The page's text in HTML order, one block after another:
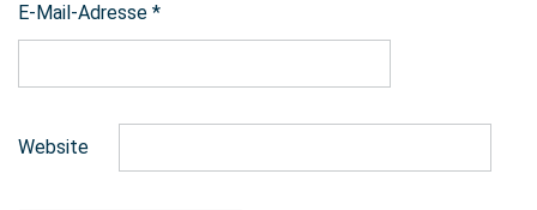
E-Mail-Adresse *
Website